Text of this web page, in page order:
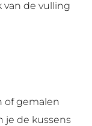
van de vulling
of gemalen
je de kussens